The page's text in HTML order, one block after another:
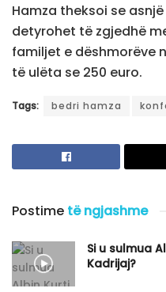
Hamza theksoi se
detyrohet të zgjedhë
familjet e dëshmorëve
të ulëta se 250 euro.
Tags: bedri hamza
Postime të ngjashme
Si u sulmua
Kadrijaj?